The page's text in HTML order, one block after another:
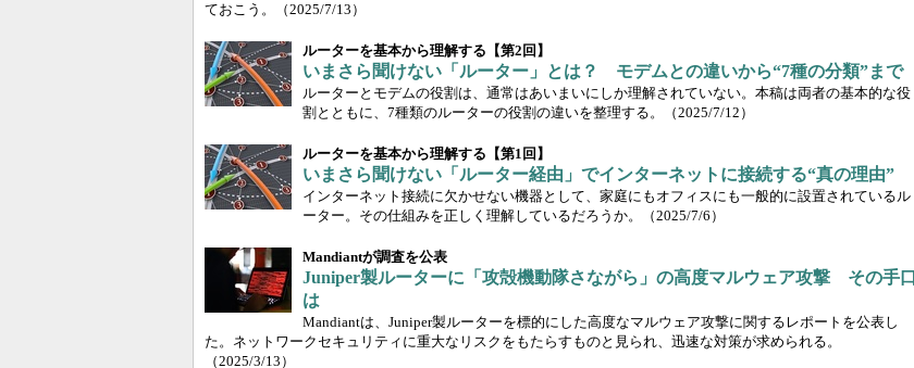
ておこう。
（2025/7/13）
ルーターを基本から理解する【第2回】
いまさら聞けない「ルーター」とは？ モデムとの違いから“7種の分類”まで
ルーターとモデムの役割は、通常はあいまいにしか理解されていない。本稿は両者の基本的な役
割とともに、7種類のルーターの役割の違いを整理する。
（2025/7/12）
ルーターを基本から理解する【第1回】
いまさら聞けない「ルーター経由」でインターネットに接続する“真の理由”
インターネット接続に欠かせない機器として、家庭にもオフィスにも一般的に設置されているル
ーター。その仕組みを正しく理解しているだろうか。
（2025/7/6）
Mandiantが調査を公表
Juniper製ルーターに「攻殻機動隊さながら」の高度マルウェア攻撃 その手口
は
Mandiantは、Juniper製ルーターを標的にした高度なマルウェア攻撃に関するレポートを公表し
た。ネットワークセキュリティに重大なリスクをもたらすものと見られ、迅速な対策が求められる。
（2025/3/13）